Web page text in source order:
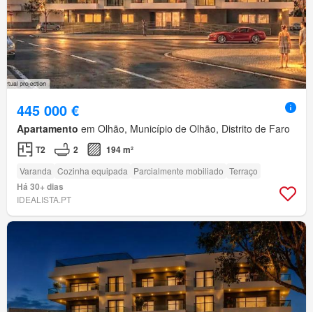
445 000 €
Apartamento em Olhão, Município de Olhão, Distrito de Faro
T2 2 194 m²
Varanda Cozinha equipada Parcialmente mobiliado Terraço
Há 30+ dias
IDEALISTA.PT